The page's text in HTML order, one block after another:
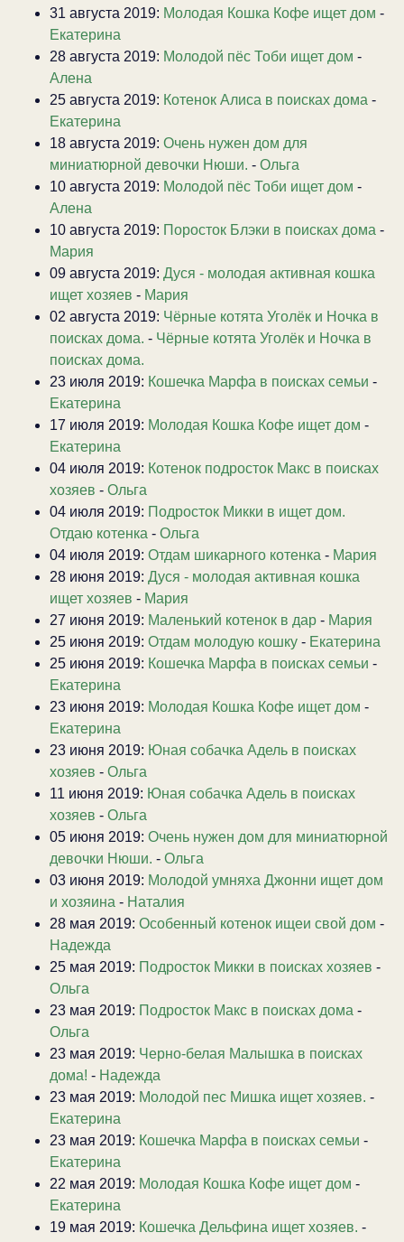
31 августа 2019: Молодая Кошка Кофе ищет дом -
Екатерина
28 августа 2019: Молодой пёс Тоби ищет дом -
Алена
25 августа 2019: Котенок Алиса в поисках дома -
Екатерина
18 августа 2019: Очень нужен дом для
миниатюрной девочки Нюши. - Ольга
10 августа 2019: Молодой пёс Тоби ищет дом -
Алена
10 августа 2019: Поросток Блэки в поисках дома -
Мария
09 августа 2019: Дуся - молодая активная кошка
ищет хозяев - Мария
02 августа 2019: Чёрные котята Уголёк и Ночка в
поисках дома. - Чёрные котята Уголёк и Ночка в
поисках дома.
23 июля 2019: Кошечка Марфа в поисках семьи -
Екатерина
17 июля 2019: Молодая Кошка Кофе ищет дом -
Екатерина
04 июля 2019: Котенок подросток Макс в поисках
хозяев - Ольга
04 июля 2019: Подросток Микки в ищет дом.
Отдаю котенка - Ольга
04 июля 2019: Отдам шикарного котенка - Мария
28 июня 2019: Дуся - молодая активная кошка
ищет хозяев - Мария
27 июня 2019: Маленький котенок в дар - Мария
25 июня 2019: Отдам молодую кошку - Екатерина
25 июня 2019: Кошечка Марфа в поисках семьи -
Екатерина
23 июня 2019: Молодая Кошка Кофе ищет дом -
Екатерина
23 июня 2019: Юная собачка Адель в поисках
хозяев - Ольга
11 июня 2019: Юная собачка Адель в поисках
хозяев - Ольга
05 июня 2019: Очень нужен дом для миниатюрной
девочки Нюши. - Ольга
03 июня 2019: Молодой умняха Джонни ищет дом
и хозяина - Наталия
28 мая 2019: Особенный котенок ищеи свой дом -
Надежда
25 мая 2019: Подросток Микки в поисках хозяев -
Ольга
23 мая 2019: Подросток Макс в поисках дома -
Ольга
23 мая 2019: Черно-белая Малышка в поисках
дома! - Надежда
23 мая 2019: Молодой пес Мишка ищет хозяев. -
Екатерина
23 мая 2019: Кошечка Марфа в поисках семьи -
Екатерина
22 мая 2019: Молодая Кошка Кофе ищет дом -
Екатерина
19 мая 2019: Кошечка Дельфина ищет хозяев. -